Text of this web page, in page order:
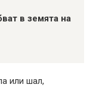
в земята на
или шал,